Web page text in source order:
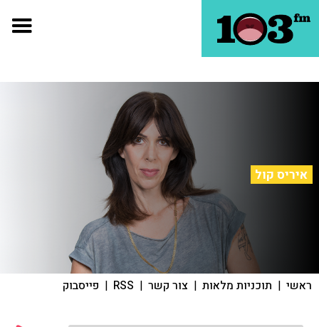
איריס קול
ראשי | תוכניות מלאות | צור קשר |
RSS
| פייסבוק